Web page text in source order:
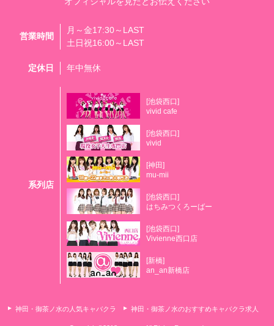
営業時間
月～金17:30～LAST
土日祝16:00～LAST
定休日 年中無休
系列店
[池袋西口]
vivid cafe
[池袋西口]
vivid
[神田]
mu-mii
[池袋西口]
はちみつくろーばー
[池袋西口]
Vivienne西口店
[新橋]
an_an新橋店
神田・御茶ノ水の人気キャバクラ 神田・御茶ノ水のおすすめキャバクラ求人